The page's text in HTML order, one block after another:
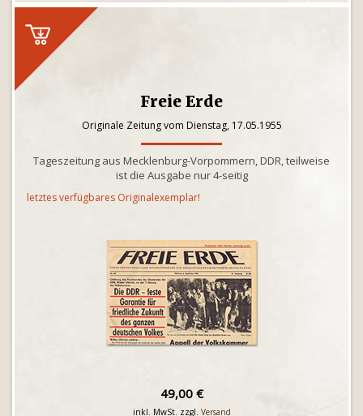
Freie Erde
Originale Zeitung vom Dienstag, 17.05.1955
Tageszeitung aus Mecklenburg-Vorpommern, DDR, teilweise
ist die Ausgabe nur 4-seitig
letztes verfügbares Originalexemplar!
49,00 €
inkl. MwSt. zzgl. Versand